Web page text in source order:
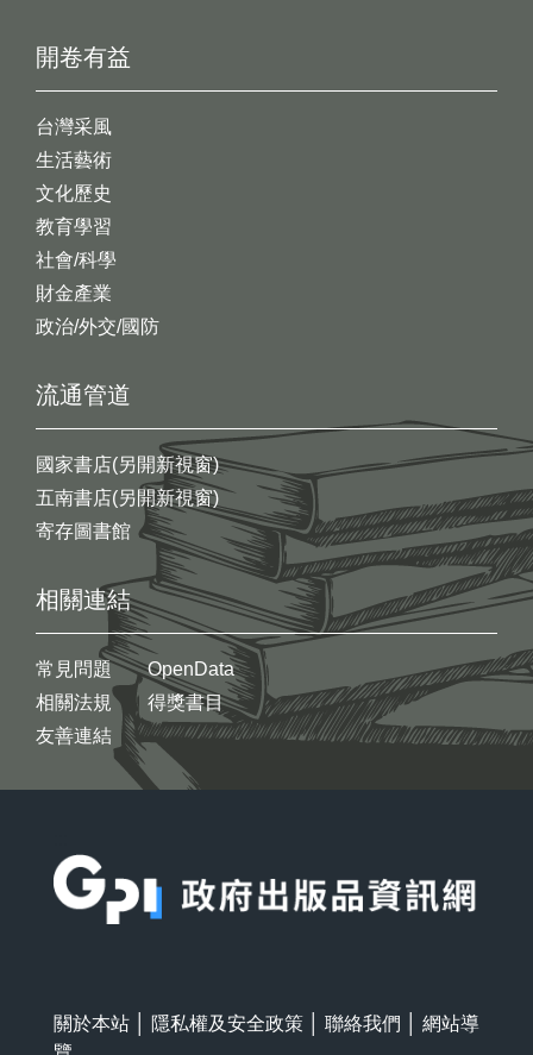
開卷有益
台灣采風
生活藝術
文化歷史
教育學習
社會/科學
財金產業
政治/外交/國防
流通管道
國家書店(另開新視窗)
五南書店(另開新視窗)
寄存圖書館
相關連結
常見問題
相關法規
友善連結
OpenData
得獎書目
關於本站 隱私權及安全政策 聯絡我們
網站導